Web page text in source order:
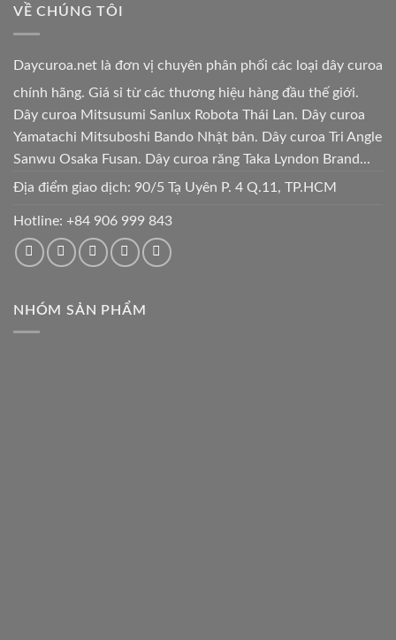
VỀ CHÚNG TÔI
Daycuroa.net là đơn vị chuyên phân phối các loại dây curoa
chính hãng. Giá sỉ từ các thương hiệu hàng đầu thế giới.
Dây curoa Mitsusumi Sanlux Robota Thái Lan. Dây curoa
Yamatachi Mitsuboshi Bando Nhật bản. Dây curoa Tri Angle
Sanwu Osaka Fusan. Dây curoa răng Taka Lyndon Brand...
Địa điểm giao dịch: 90/5 Tạ Uyên P. 4 Q.11, TP.HCM
Hotline: +84 906 999 843
NHÓM SẢN PHẨM